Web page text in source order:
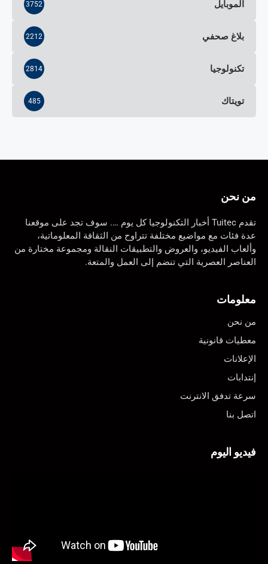
الموبايل 3752
بلاغ صحفي 2212
تكنولوجيا 2814
تويتاك 485
من نحن
تقدم Tuitec أخبار التكنولوجيا كل يوم …. سوف تجد على موقعنا
عدة فئات مع مواضيع مختلفة تتراوح من الثقافة المعلوماتية،
وألعاب الفيديو، والعروض والتطبيقات النقالة ومجموعة مختارة من
العناصر العصرية التي تنضم إلى العمل والمتعة.
معلومات
من نحن
معطيات قانونية
الإعلانات
إنتدابات
سرعة تدفق الانترنت
اتصل بنا
فيديو اليوم